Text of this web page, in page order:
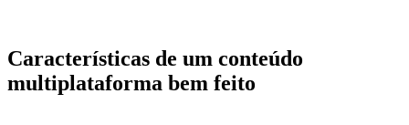
Características de um conteúdo
multiplataforma bem feito